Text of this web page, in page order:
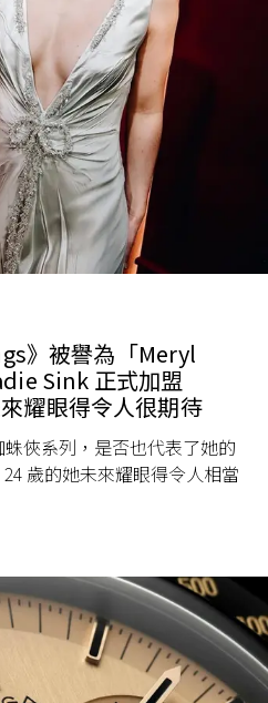
》被譽為「Meryl
Sink 正式加盟
耀眼得令人很期待
俠系列，是否也代表了她的
歲的她未來耀眼得令人相當